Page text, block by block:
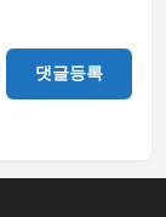
댓글등록